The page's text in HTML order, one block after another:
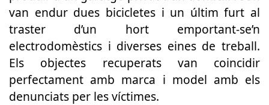
van endur dues bicicletes i un últim furt al
traster d’un hort emportant-se’n
electrodomèstics i diverses eines de treball.
Els objectes recuperats van coincidir
perfectament amb marca i model amb els
denunciats per les víctimes.